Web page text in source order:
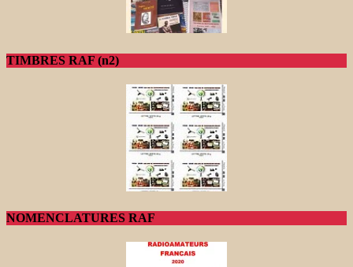
TIMBRES RAF (n2)
NOMENCLATURES RAF